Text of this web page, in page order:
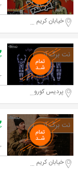
خیابان کریم خان
پردیس کوروش
خیابان کریم خان